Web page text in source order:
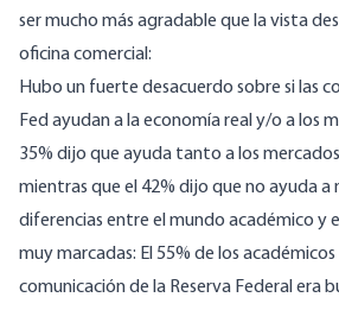
ser mucho más agradable que la vista
oficina comercial:
Hubo un fuerte desacuerdo sobre si las
Fed ayudan a la economía real y/o a los
35% dijo que ayuda tanto a los
mientras que el 42% dijo que no ayuda a
diferencias entre el mundo académico y
muy marcadas: El 55% de los
comunicación de la Reserva Federal era